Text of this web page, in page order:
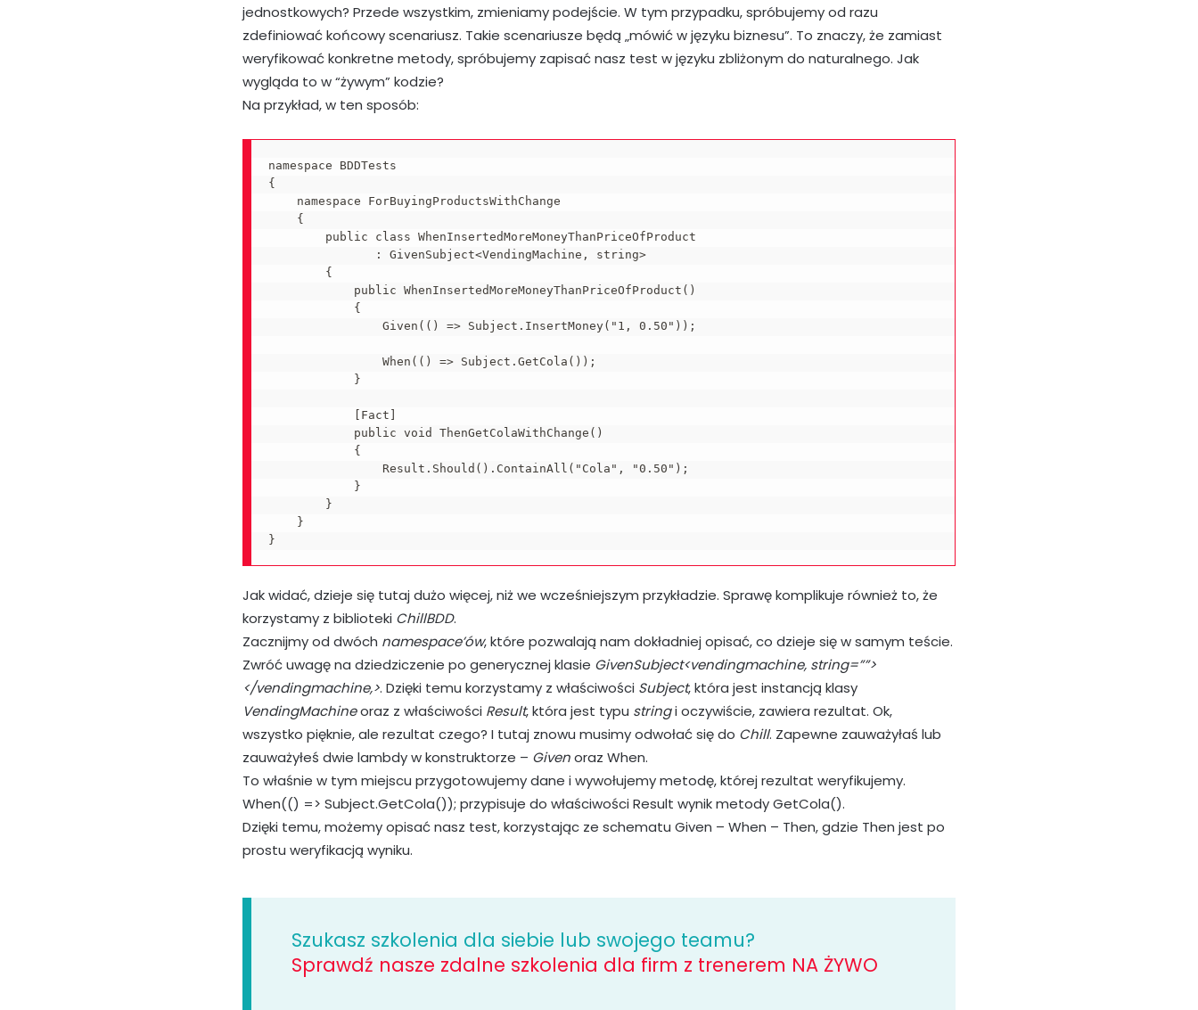
jednostkowych? Przede wszystkim, zmieniamy podejście. W tym przypadku, spróbujemy od razu
zdefiniować końcowy scenariusz. Takie scenariusze będą „mówić w języku biznesu”. To znaczy, że zamiast
weryfikować konkretne metody, spróbujemy zapisać nasz test w języku zbliżonym do naturalnego. Jak
wygląda to w “żywym” kodzie?
Na przykład, w ten sposób:
namespace BDDTests
{
    namespace ForBuyingProductsWithChange
    {
        public class WhenInsertedMoreMoneyThanPriceOfProduct
               : GivenSubject<VendingMachine, string>
        {
            public WhenInsertedMoreMoneyThanPriceOfProduct()
            {
                Given(() => Subject.InsertMoney("1, 0.50"));
                When(() => Subject.GetCola());
            }
            [Fact]
            public void ThenGetColaWithChange()
            {
                Result.Should().ContainAll("Cola", "0.50");
            }
        }
    }
Jak widać, dzieje się tutaj dużo więcej, niż we wcześniejszym przykładzie. Sprawę komplikuje również to, że
korzystamy z biblioteki ChillBDD.
Zacznijmy od dwóch namespace’ów, które pozwalają nam dokładniej opisać, co dzieje się w samym teście.
Zwróć uwagę na dziedziczenie po generycznej klasie GivenSubject<vendingmachine, string=””>
</vendingmachine,>. Dzięki temu korzystamy z właściwości Subject, która jest instancją klasy
VendingMachineoraz z właściwości Result, która jest typu stringi oczywiście, zawiera rezultat. Ok,
wszystko pięknie, ale rezultat czego? I tutaj znowu musimy odwołać się do Chill. Zapewne zauważyłaś lub
zauważyłeś dwie lambdy w konstruktorze – Givenoraz When.
To właśnie w tym miejscu przygotowujemy dane i wywołujemy metodę, której rezultat weryfikujemy.
When(() => Subject.GetCola()); przypisuje do właściwości Result wynik metody GetCola().
Dzięki temu, możemy opisać nasz test, korzystając ze schematu Given – When – Then, gdzie Then jest po
prostu weryfikacją wyniku.
Szukasz szkolenia dla siebie lub swojego teamu?
Sprawdź nasze zdalne szkolenia dla firm z trenerem NA ŻYWO